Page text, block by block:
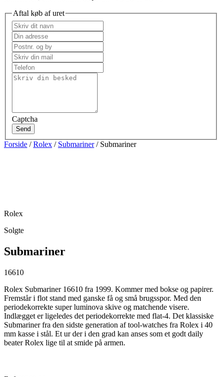
Aftal køb af uret
Captcha
Send
Forside /Rolex / Submariner/ Submariner
Rolex
Solgte
Submariner
16610
Rolex Submariner 16610 fra 1999. Kommer med bokse og papirer.
Fremstår i flot stand med ganske få og små brugsspor. Med den
periodekorrekte super luminova skive og matchende visere.
Indlægget er ligeledes det periodekorrekte med flat-4. Det klassiske
Submariner fra den sidste generation af tool-watches fra Rolex i 40
mm kasse i stål. Et ur der i den grad kan anses som et godt daily
beater Rolex lige til at smide på armen.